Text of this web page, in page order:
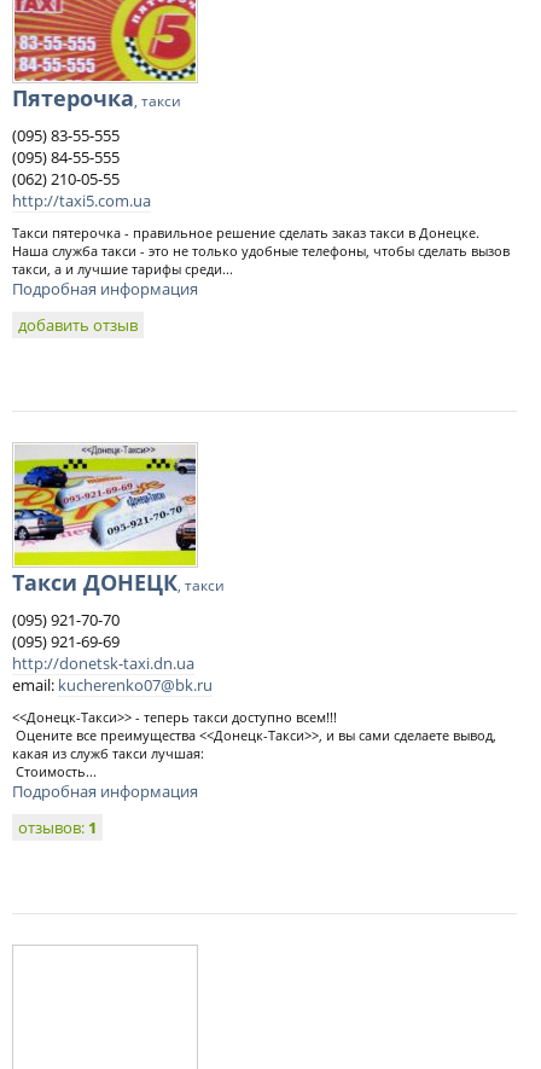
Пятерочка, такси
(095) 83-55-555
(095) 84-55-555
(062) 210-05-55
http://taxi5.com.ua
Такси пятерочка - правильное решение сделать заказ такси в Донецке.
Наша служба такси - это не только удобные телефоны, чтобы сделать вызов
такси, а и лучшие тарифы среди...
Подробная информация
добавить отзыв
Такси ДОНЕЦК, такси
(095) 921-70-70
(095) 921-69-69
http://donetsk-taxi.dn.ua
email: kucherenko07@bk.ru
<<Донецк-Такси>> - теперь такси доступно всем!!!
Оцените все преимущества <<Донецк-Такси>>, и вы сами сделаете вывод,
какая из служб такси лучшая:
Стоимость...
Подробная информация
отзывов: 1